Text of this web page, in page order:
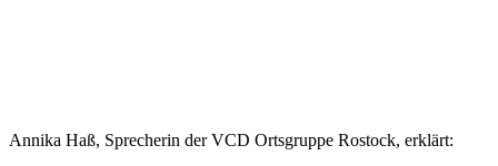
Annika Haß, Sprecherin der VCD Ortsgruppe Rostock, erklärt: